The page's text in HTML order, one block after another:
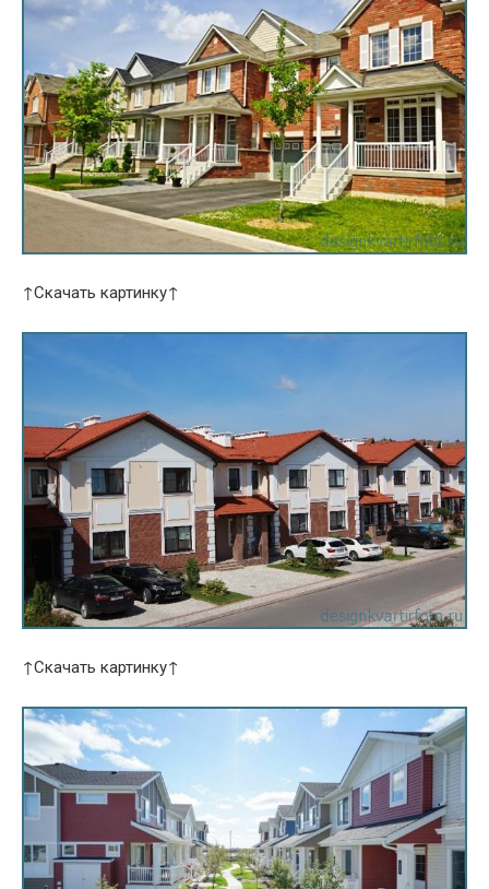
↑Скачать картинку↑
↑Скачать картинку↑